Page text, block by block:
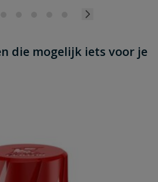
die mogelijk iets voor je